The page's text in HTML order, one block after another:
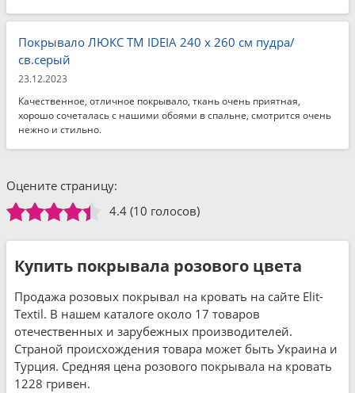
Покрывало ЛЮКС TM IDEIA 240 x 260 см пудра/
св.серый
23.12.2023
Качественное, отличное покрывало, ткань очень приятная,
хорошо сочеталась с нашими обоями в спальне, смотрится очень
нежно и стильно.
Оцените страницу:
4.4 (10 голосов)
Купить покрывала розового цвета
Продажа розовых покрывал на кровать на сайте Elit-
Textil. В нашем каталоге около 17 товаров
отечественных и зарубежных производителей.
Страной происхождения товара может быть Украина и
Турция. Средняя цена розового покрывала на кровать
1228 гривен.